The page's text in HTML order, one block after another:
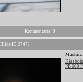
Kommentarer: 0
Bilde ID 27479
Maskin:
PB 600